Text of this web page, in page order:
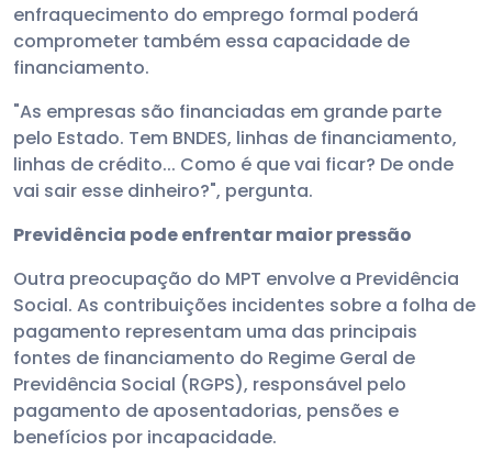
enfraquecimento do emprego formal poderá
comprometer também essa capacidade de
financiamento.
"As empresas são financiadas em grande parte
pelo Estado. Tem BNDES, linhas de financiamento,
linhas de crédito... Como é que vai ficar? De onde
vai sair esse dinheiro?", pergunta.
Previdência pode enfrentar maior pressão
Outra preocupação do MPT envolve a Previdência
Social. As contribuições incidentes sobre a folha de
pagamento representam uma das principais
fontes de financiamento do Regime Geral de
Previdência Social (RGPS), responsável pelo
pagamento de aposentadorias, pensões e
benefícios por incapacidade.